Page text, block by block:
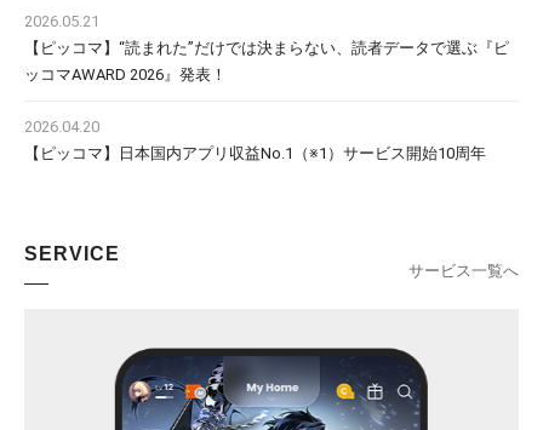
2026.05.21
【ピッコマ】“読まれた”だけでは決まらない、読者データで選ぶ『ピ
ッコマAWARD 2026』発表！
2026.04.20
【ピッコマ】日本国内アプリ収益No.1（※1）サービス開始10周年
SERVICE
サービス一覧へ